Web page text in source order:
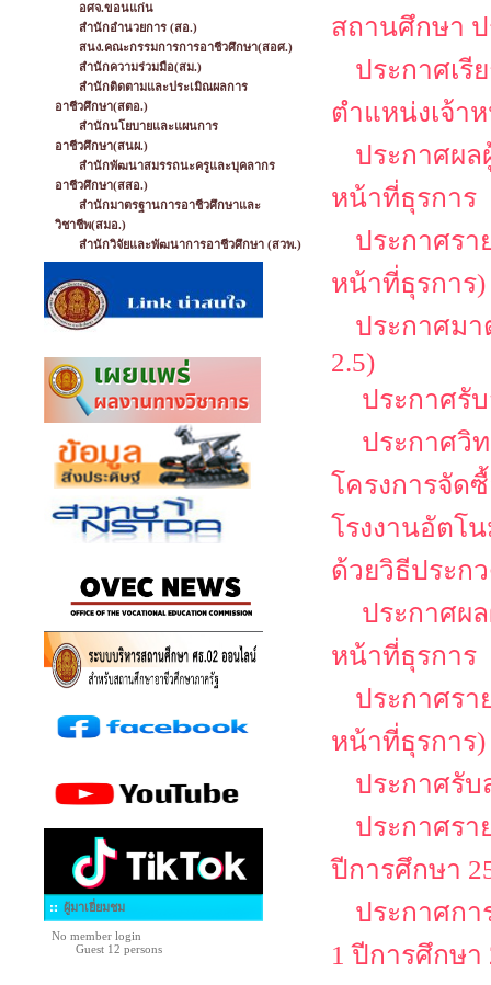
อศจ.ขอนแก่น
สำนักอำนวยการ (สอ.)
สนง.คณะกรรมการการอาชีวศึกษา(สอศ.)
สำนักความร่วมมือ(สม.)
สำนักติดตามและประเมิณผลการ
อาชีวศึกษา(สตอ.)
สำนักนโยบายและแผนการ
อาชีวศึกษา(สนผ.)
สำนักพัฒนาสมรรถนะครูและบุคลากร
อาชีวศึกษา(สสอ.)
สำนักมาตรฐานการอาชีวศึกษาและ
วิชาชีพ(สมอ.)
สำนักวิจัยและพัฒนาการอาชีวศึกษา (สวพ.)
ผู้มาเยี่ยมชม
No member login
Guest 12 persons
สถานศึกษา ป
ประกาศเรี
ตำแหน่งเจ้า
ประกาศผล
หน้าที่ธุรการ
ประกาศรา
หน้าที่ธุรการ)
ประกาศมา
2.5)
ประกาศรั
ประกาศวิ
โครงการจัด
โรงงานอัตโ
ด้วยวิธีประก
ประกาศผ
หน้าที่ธุรการ
ประกาศรา
หน้าที่ธุรการ)
ประกาศรั
ประกาศรา
ปีการศึกษา
ประกาศกา
1 ปีการศึกษา